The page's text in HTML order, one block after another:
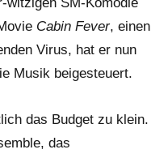
Cabin Fever, einen
Virus, hat er nun
Musik beigesteuert.
das Budget zu klein.
das